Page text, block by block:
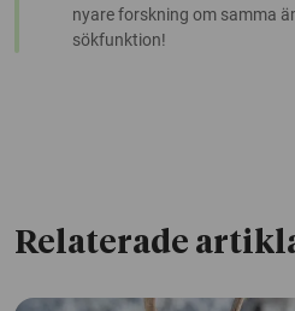
nyare forskning om samma
sökfunktion!
Relaterade